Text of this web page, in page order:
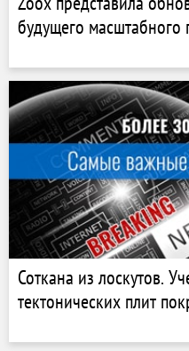
будущего масштабного
Соткана из лоскутов.
тектонических плит